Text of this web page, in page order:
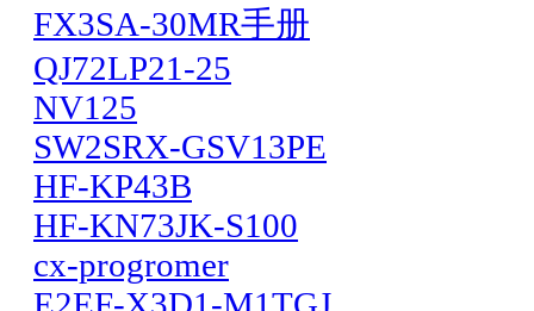
FX3SA-30MR手册
QJ72LP21-25
NV125
SW2SRX-GSV13PE
HF-KP43B
HF-KN73JK-S100
cx-progromer